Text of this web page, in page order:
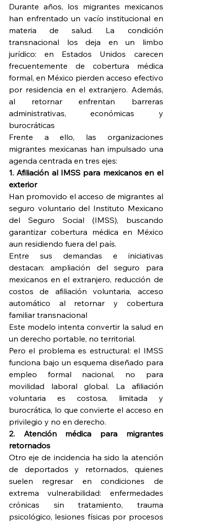
Durante años, los migrantes mexicanos
han enfrentado un vacío institucional en
materia de salud. La condición
transnacional los deja en un limbo
jurídico: en Estados Unidos carecen
frecuentemente de cobertura médica
formal, en México pierden acceso efectivo
por residencia en el extranjero. Además,
al retornar enfrentan barreras
administrativas, económicas y
burocráticas
Frente a ello, las organizaciones
migrantes mexicanas han impulsado una
agenda centrada en tres ejes:
1. Afiliación al IMSS para mexicanos en el
exterior
Han promovido el acceso de migrantes al
seguro voluntario del Instituto Mexicano
del Seguro Social (IMSS), buscando
garantizar cobertura médica en México
aun residiendo fuera del país.
Entre sus demandas e iniciativas
destacan: ampliación del seguro para
mexicanos en el extranjero, reducción de
costos de afiliación voluntaria, acceso
automático al retornar y cobertura
familiar transnacional
Este modelo intenta convertir la salud en
un derecho portable, no territorial.
Pero el problema es estructural: el IMSS
funciona bajo un esquema diseñado para
empleo formal nacional, no para
movilidad laboral global. La afiliación
voluntaria es costosa, limitada y
burocrática, lo que convierte el acceso en
privilegio y no en derecho.
2. Atención médica para migrantes
retornados
Otro eje de incidencia ha sido la atención
de deportados y retornados, quienes
suelen regresar en condiciones de
extrema vulnerabilidad: enfermedades
crónicas sin tratamiento, trauma
psicológico, lesiones físicas por procesos